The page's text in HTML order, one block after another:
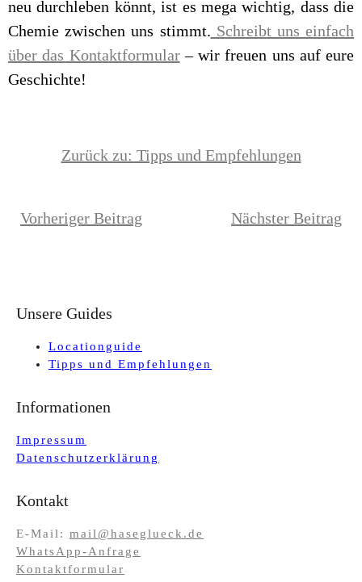
neu durchleben könnt, ist es mega wichtig, dass die
Chemie zwischen uns stimmt. Schreibt uns einfach
über das Kontaktformular– wir freuen uns auf eure
Geschichte!
Zurück zu: Tipps und Empfehlungen
Vorheriger Beitrag Nächster Beitrag
Unsere Guides
Locationguide
Tipps und Empfehlungen
Informationen
Impressum
Datenschutzerklärung
Kontakt
E-Mail: mail@haseglueck.de
WhatsApp-Anfrage
Kontaktformular